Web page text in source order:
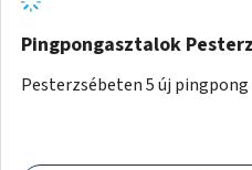
Pingpongasztalok
Pesterzsébeten 5 új